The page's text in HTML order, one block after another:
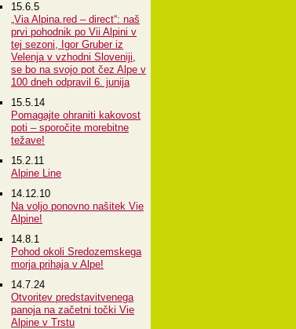
15.6.5
„Via Alpina.red – direct“: naš
prvi pohodnik po Vii Alpini v
tej sezoni, Igor Gruber iz
Velenja v vzhodni Sloveniji,
se bo na svojo pot čez Alpe v
100 dneh odpravil 6. junija
15.5.14
Pomagajte ohraniti kakovost
poti – sporočite morebitne
težave!
15.2.11
Alpine Line
14.12.10
Na voljo ponovno našitek Vie
Alpine!
14.8.1
Pohod okoli Sredozemskega
morja prihaja v Alpe!
14.7.24
Otvoritev predstavitvenega
panoja na začetni točki Vie
Alpine v Trstu